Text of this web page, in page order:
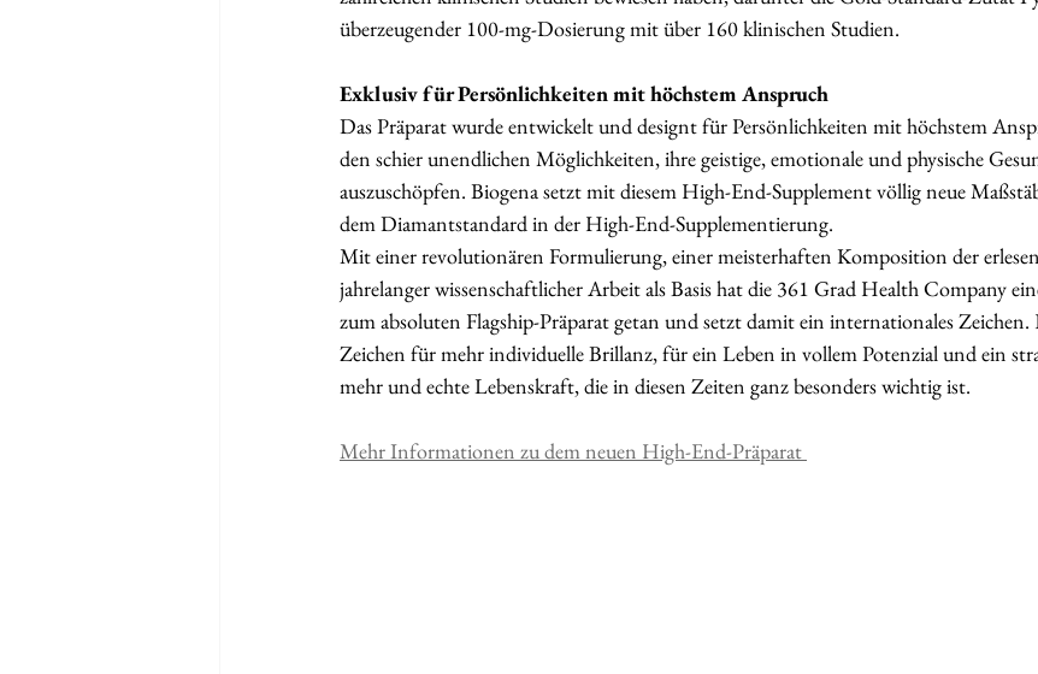
überzeugender 100-mg-Dosierung mit über 160 klinischen Studien.
Exklusiv für Persönlichkeiten mit höchstem Anspruch
Das Präparat wurde entwickelt und designt für Persönlichkeiten mit höchstem
den schier unendlichen Möglichkeiten, ihre geistige, emotionale und physische
auszuschöpfen. Biogena setzt mit diesem High-End-Supplement völlig neue
dem Diamantstandard in der High-End-Supplementierung.
Mit einer revolutionären Formulierung, einer meisterhaften Komposition der
jahrelanger wissenschaftlicher Arbeit als Basis hat die 361 Grad Health Company
zum absoluten Flagship-Präparat getan und setzt damit ein internationales Zeichen.
Zeichen für mehr individuelle Brillanz, für ein Leben in vollem Potenzial und ein
mehr und echte Lebenskraft, die in diesen Zeiten ganz besonders wichtig ist.
Mehr Informationen zu dem neuen High-End-Präparat